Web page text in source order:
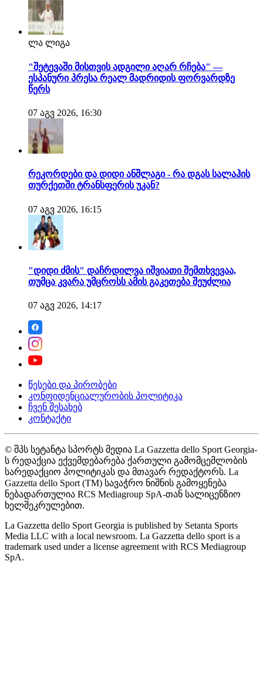
ლა ლიგა
"შეტევაში მისთვის ადგილი აღარ რჩება" —
ესპანური პრესა რეალ მადრიდის ფორვარდზე
წერს
07 აგვ 2026, 16:30
რეკორდები და დიდი ანშლაგი - რა დგას სალაჰის
თურქეთში ტრანსფერის უკან?
07 აგვ 2026, 16:15
"დიდი ძმის" დაჩრდილვა იშვიათი შემთხვევაა,
თუმცა კვარა უმცროსს ამის გაკეთება შეუძლია
07 აგვ 2026, 14:17
წესები და პირობები
კონფიდენციალურობის პოლიტიკა
ჩვენ შესახებ
კონტაქტი
© შპს სეტანტა სპორტს მედია La Gazzetta dello Sport Georgia-
ს რედაქცია ექვემდებარება ქართული გამომცემლობის
სარედაქციო პოლიტიკას და მთავარ რედაქტორს. La
Gazzetta dello Sport (TM) სავაჭრო ნიშნის გამოყენება
ნებადართულია RCS Mediagroup SpA-თან სალიცენზიო
ხელშეკრულებით.
La Gazzetta dello Sport Georgia is published by Setanta Sports
Media LLC with a local newsroom. La Gazzetta dello sport is a
trademark used under a license agreement with RCS Mediagroup
SpA.